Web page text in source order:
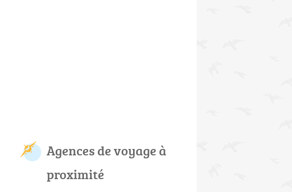
Agences de voyage à
proximité